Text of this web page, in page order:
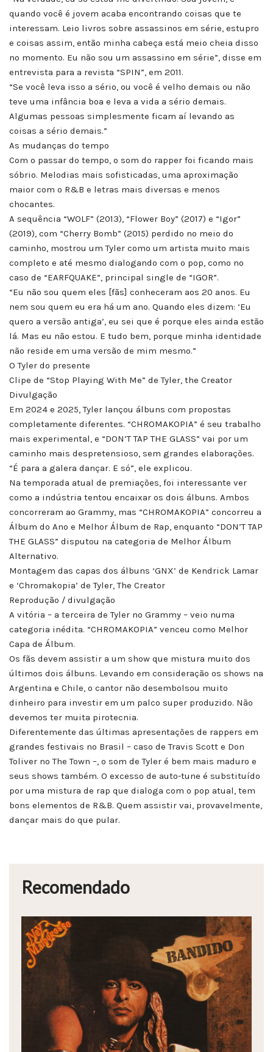
quando você é jovem acaba encontrando coisas que te
interessam. Leio livros sobre assassinos em série, estupro
e coisas assim, então minha cabeça está meio cheia disso
no momento. Eu não sou um assassino em série”, disse em
entrevista para a revista “SPIN”, em 2011.
“Se você leva isso a sério, ou você é velho demais ou não
teve uma infância boa e leva a vida a sério demais.
Algumas pessoas simplesmente ficam aí levando as
coisas a sério demais.”
As mudanças do tempo
Com o passar do tempo, o som do rapper foi ficando mais
sóbrio. Melodias mais sofisticadas, uma aproximação
maior com o R&B e letras mais diversas e menos
chocantes.
A sequência “WOLF” (2013), “Flower Boy” (2017) e “Igor”
(2019), com “Cherry Bomb” (2015) perdido no meio do
caminho, mostrou um Tyler como um artista muito mais
completo e até mesmo dialogando com o pop, como no
caso de “EARFQUAKE”, principal single de “IGOR”.
“Eu não sou quem eles [fãs] conheceram aos 20 anos. Eu
nem sou quem eu era há um ano. Quando eles dizem: ‘Eu
quero a versão antiga’, eu sei que é porque eles ainda estão
lá. Mas eu não estou. E tudo bem, porque minha identidade
não reside em uma versão de mim mesmo.”
O Tyler do presente
Clipe de “Stop Playing With Me” de Tyler, the Creator
Divulgação
Em 2024 e 2025, Tyler lançou álbuns com propostas
completamente diferentes. “CHROMAKOPIA” é seu trabalho
mais experimental, e “DON’T TAP THE GLASS” vai por um
caminho mais despretensioso, sem grandes elaborações.
“É para a galera dançar. E só”, ele explicou.
Na temporada atual de premiações, foi interessante ver
como a indústria tentou encaixar os dois álbuns. Ambos
concorreram ao Grammy, mas “CHROMAKOPIA” concorreu a
Álbum do Ano e Melhor Álbum de Rap, enquanto “DON’T TAP
THE GLASS” disputou na categoria de Melhor Álbum
Alternativo.
Montagem das capas dos álbuns ‘GNX’ de Kendrick Lamar
e ‘Chromakopia’ de Tyler, The Creator
Reprodução / divulgação
A vitória – a terceira de Tyler no Grammy – veio numa
categoria inédita. “CHROMAKOPIA” venceu como Melhor
Capa de Álbum.
Os fãs devem assistir a um show que mistura muito dos
últimos dois álbuns. Levando em consideração os shows na
Argentina e Chile, o cantor não desembolsou muito
dinheiro para investir em um palco super produzido. Não
devemos ter muita pirotecnia.
Diferentemente das últimas apresentações de rappers em
grandes festivais no Brasil – caso de Travis Scott e Don
Toliver no The Town –, o som de Tyler é bem mais maduro e
seus shows também. O excesso de auto-tune é substituído
por uma mistura de rap que dialoga com o pop atual, tem
bons elementos de R&B. Quem assistir vai, provavelmente,
dançar mais do que pular.
Recomendado